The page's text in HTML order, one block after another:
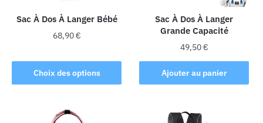
page
du
la
page
du
produit
Sac À Dos À Langer Bébé
68,90€
Choix des options
produit
a
variations.
Sac À Dos À Langer
Grande Capacité
49,50€
Ajouter au panier